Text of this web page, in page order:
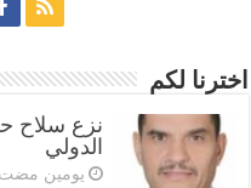
اخترنا لكم
نزع سلاح
الدولي
‏يومين مضت